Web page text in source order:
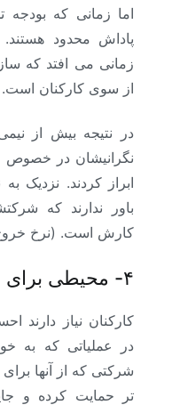
اما زمانی که
پاداش محدود هستند.
زمانی می افتد که
از سوی کارکنان است.
نگرانیشان در خصوص
باور ندارند که
کارش است. (نرخ
۴- محیطی برای
کارکنان نیاز
در عملیاتی که به
شرکتی که از آنها
تر حمایت کرده و